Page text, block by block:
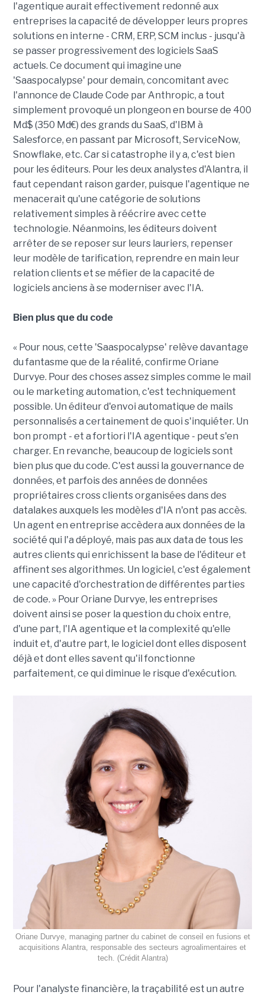
l'agentique aurait effectivement redonné aux
entreprises la capacité de développer leurs propres
solutions en interne - CRM, ERP, SCM inclus - jusqu'à
se passer progressivement des logiciels SaaS
actuels. Ce document qui imagine une
'Saaspocalypse' pour demain, concomitant avec
l'annonce de Claude Code par Anthropic, a tout
simplement provoqué un plongeon en bourse de 400
Md$ (350 Md€) des grands du SaaS, d'IBM à
Salesforce, en passant par Microsoft, ServiceNow,
Snowflake, etc. Car si catastrophe il y a, c'est bien
pour les éditeurs. Pour les deux analystes d'Alantra, il
faut cependant raison garder, puisque l'agentique ne
menacerait qu'une catégorie de solutions
relativement simples à réécrire avec cette
technologie. Néanmoins, les éditeurs doivent
arrêter de se reposer sur leurs lauriers, repenser
leur modèle de tarification, reprendre en main leur
relation clients et se méfier de la capacité de
logiciels anciens à se moderniser avec l'IA.
Bien plus que du code
« Pour nous, cette 'Saaspocalypse' relève davantage
du fantasme que de la réalité, confirme Oriane
Durvye. Pour des choses assez simples comme le mail
ou le marketing automation, c'est techniquement
possible. Un éditeur d'envoi automatique de mails
personnalisés a certainement de quoi s'inquiéter. Un
bon prompt - et a fortiori l'IA agentique - peut s'en
charger. En revanche, beaucoup de logiciels sont
bien plus que du code. C'est aussi la gouvernance de
données, et parfois des années de données
propriétaires cross clients organisées dans des
datalakes auxquels les modèles d'IA n'ont pas accès.
Un agent en entreprise accèdera aux données de la
société qui l'a déployé, mais pas aux data de tous les
autres clients qui enrichissent la base de l'éditeur et
affinent ses algorithmes. Un logiciel, c'est également
une capacité d'orchestration de différentes parties
de code. » Pour Oriane Durvye, les entreprises
doivent ainsi se poser la question du choix entre,
d'une part, l'IA agentique et la complexité qu'elle
induit et, d'autre part, le logiciel dont elles disposent
déjà et dont elles savent qu'il fonctionne
parfaitement, ce qui diminue le risque d'exécution.
Oriane Durvye, managing partner du cabinet de conseil en fusions et
acquisitions Alantra, responsable des secteurs agroalimentaires et
tech. (Crédit Alantra)
Pour l'analyste financière, la traçabilité est un autre